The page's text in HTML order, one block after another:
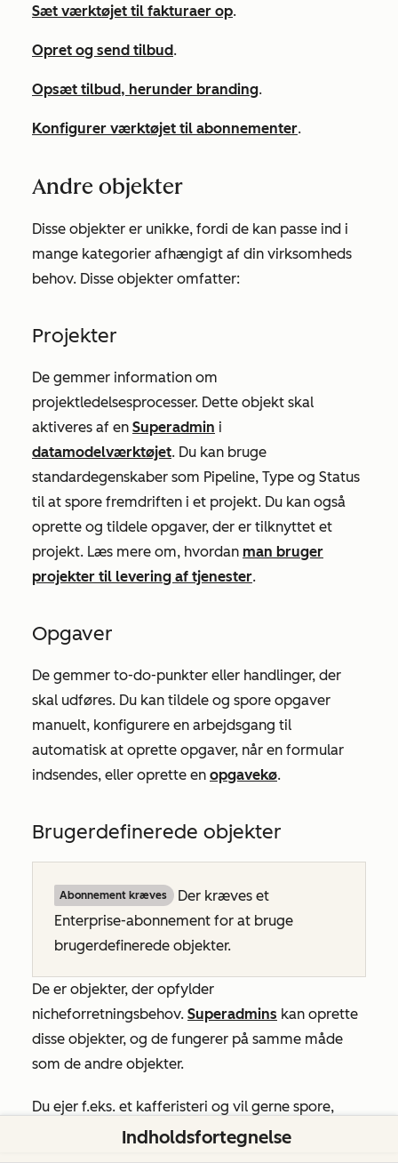
Sæt værktøjet til fakturaer op.
Opret og send tilbud.
Opsæt tilbud, herunder branding.
Konfigurer værktøjet til abonnementer.
Andre objekter
Disse objekter er unikke, fordi de kan passe ind i
mange kategorier afhængigt af din virksomheds
behov. Disse objekter omfatter:
Projekter
De gemmer information om
projektledelsesprocesser. Dette objekt skal
aktiveres af en Superadmin i
datamodelværktøjet. Du kan bruge
standardegenskaber som Pipeline, Type og Status
til at spore fremdriften i et projekt. Du kan også
oprette og tildele opgaver, der er tilknyttet et
projekt. Læs mere om, hvordan man bruger
projekter til levering af tjenester.
Opgaver
De gemmer to-do-punkter eller handlinger, der
skal udføres. Du kan tildele og spore opgaver
manuelt, konfigurere en arbejdsgang til
automatisk at oprette opgaver, når en formular
indsendes, eller oprette en opgavekø.
Brugerdefinerede objekter
Abonnement kræves
Der kræves et
Enterprise-abonnement for at bruge
brugerdefinerede objekter.
De er objekter, der opfylder
nicheforretningsbehov. Superadmins kan oprette
disse objekter, og de fungerer på samme måde
som de andre objekter.
Du ejer f.eks. et kafferisteri og vil gerne spore,
hvordan dine forskellige ristede partier klarer sig.
Indholdsfortegnelse